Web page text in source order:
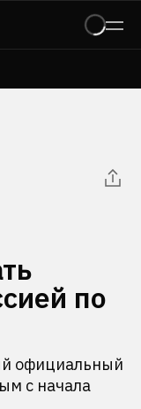
по
официальный
с начала